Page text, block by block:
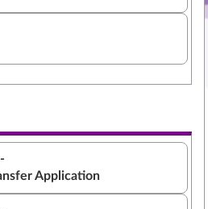
Application